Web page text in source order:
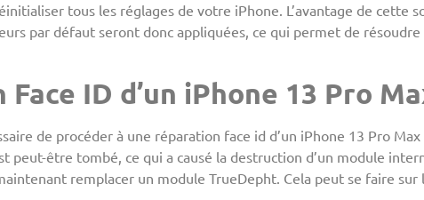
tous les réglages de votre iPhone. L’avantage de cette
par défaut seront donc appliquées, ce qui permet de
ID d’un iPhone 13 Pro
de procéder à une réparation face id d’un iPhone 13 Pro
être tombé, ce qui a causé la destruction d’un module
remplacer un module TrueDepht. Cela peut se faire sur